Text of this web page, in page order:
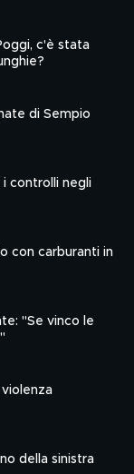
c'è stata
di Sempio
i controlli negli
con carburanti in
"Se vinco le
violenza
della sinistra